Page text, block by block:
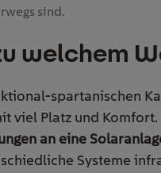
sind.
welchem
spartanischen
viel Platz und Komfort.
an eine
Systeme